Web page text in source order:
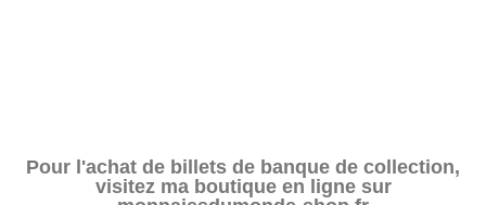
Pour l'achat de billets de banque de collection,
visitez ma boutique en ligne sur